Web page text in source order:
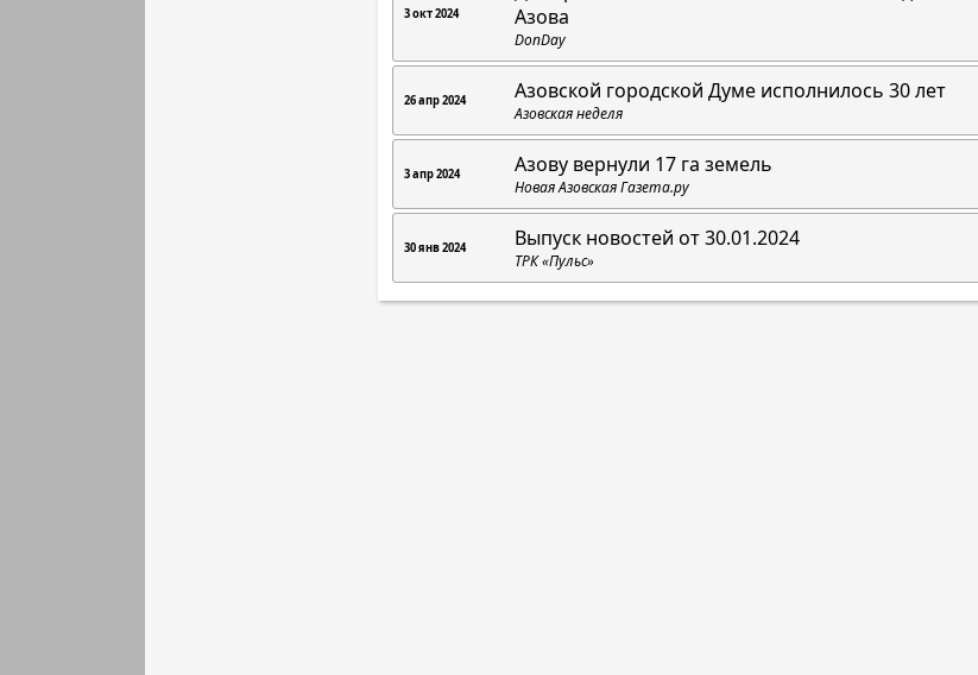
3 окт 2024
Азова
DonDay
26 апр 2024 Азовской городской Думе исполнилось 30 лет
Азовская неделя
3 апр 2024 Азову вернули 17 га земель
Новая Азовская Газета.ру
30 янв 2024 Выпуск новостей от 30.01.2024
ТРК «Пульс»